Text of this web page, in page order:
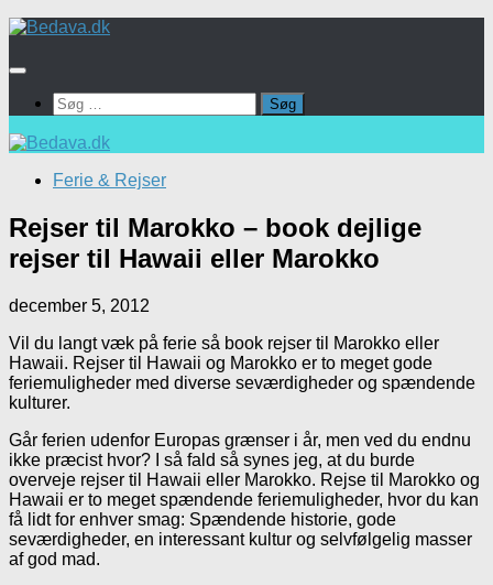
Skip
content
Søg
efter:
Ferie & Rejser
Rejser til Marokko – book dejlige
rejser til Hawaii eller Marokko
december 5, 2012
Vil du langt væk på ferie så book rejser til Marokko eller
Hawaii. Rejser til Hawaii og Marokko er to meget gode
feriemuligheder med diverse seværdigheder og spændende
kulturer.
Går ferien udenfor Europas grænser i år, men ved du endnu
ikke præcist hvor? I så fald så synes jeg, at du burde
overveje rejser til Hawaii eller Marokko. Rejse til Marokko og
Hawaii er to meget spændende feriemuligheder, hvor du kan
få lidt for enhver smag: Spændende historie, gode
seværdigheder, en interessant kultur og selvfølgelig masser
af god mad.